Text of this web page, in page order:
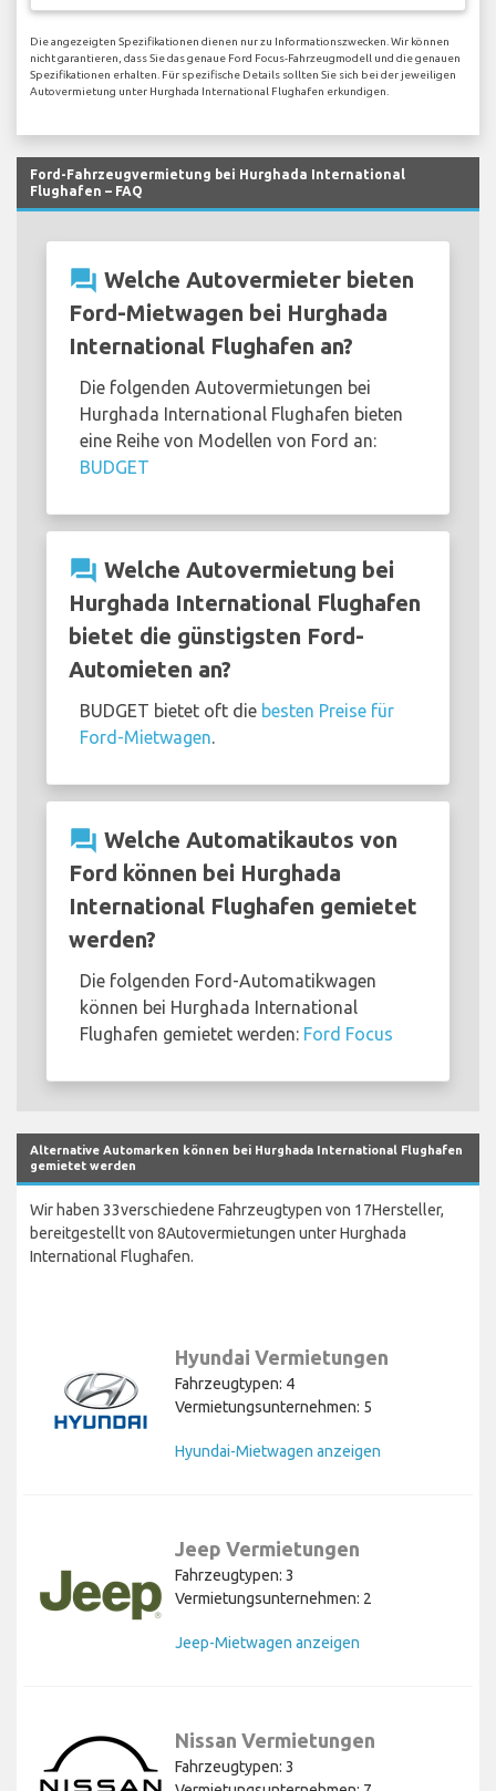
Die angezeigten Spezifikationen dienen nur zu Informationszwecken. Wir können
nicht garantieren, dass Sie das genaue Ford Focus-Fahrzeugmodell und die genauen
Spezifikationen erhalten. Für spezifische Details sollten Sie sich bei der jeweiligen
Autovermietung unter Hurghada International Flughafen erkundigen.
Ford-Fahrzeugvermietung bei Hurghada International
Flughafen – FAQ
question_answer Welche Autovermieter bieten
Ford-Mietwagen bei Hurghada
International Flughafen an?
Die folgenden Autovermietungen bei
Hurghada International Flughafen bieten
eine Reihe von Modellen von Ford an:
BUDGET
question_answer Welche Autovermietung bei
Hurghada International Flughafen
bietet die günstigsten Ford-
Automieten an?
BUDGET bietet oft die besten Preise für
Ford-Mietwagen
question_answer Welche Automatikautos von
Ford können bei Hurghada
International Flughafen gemietet
werden?
Die folgenden Ford-Automatikwagen
können bei Hurghada International
Flughafen gemietet werden: Ford Focus
Alternative Automarken können bei Hurghada International Flughafen
gemietet werden
Wir haben 33verschiedene Fahrzeugtypen von 17Hersteller,
bereitgestellt von 8Autovermietungen unter Hurghada
International Flughafen.
Hyundai Vermietungen
Fahrzeugtypen: 4
Vermietungsunternehmen: 5
Hyundai-Mietwagen anzeigen
Jeep Vermietungen
Fahrzeugtypen: 3
Vermietungsunternehmen: 2
Jeep-Mietwagen anzeigen
Nissan Vermietungen
Fahrzeugtypen: 3